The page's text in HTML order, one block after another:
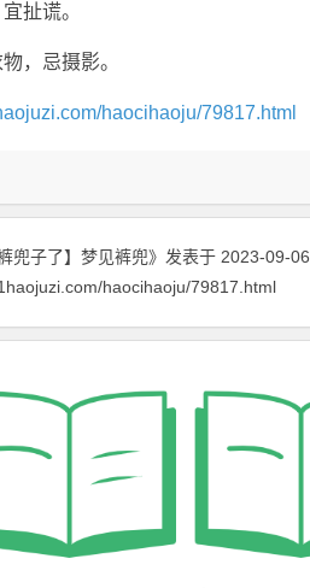
扯谎。
，忌摄影。
haocihaoju/79817.html
兜子了】梦见裤兜》 发表于 2023-09-06
haocihaoju/79817.html